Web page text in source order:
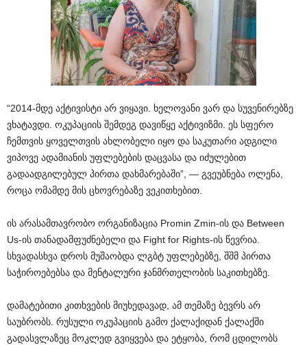
“2014-მდე აქტივისტი არ ვიყავი. ხელოვანი ვარ და სუვენირებზე
ვხატავდი. ოკუპაციის შემდეგ დავიწყე აქტივიზმი. ეს სფერო
ჩემთვის ყოველთვის ახლობელი იყო და საკუთარი ადგილი
ვიპოვე ადამიანის უფლებების დაცვასა და იძულებით
გადაადგილებულ პირთა დახმარებაში”, — გვეუბნება ოლენა,
როცა ომამდე მის ცხოვრებაზე ვეკითხებით.
ის არასამთავრობო ორგანიზაცია Promin Zmin-ის და Between
Us-ის თანადამფუძნებელი და Fight for Rights-ის წევრია.
სხვადასხვა დროს მუშაობდა ლგბტ უფლებებზე, შშმ პირთა
საჭიროებებსა და მენტალური ჯანმრთელობის საკითხებზე.
დამატებითი კითხვების მიუხედავად, ამ თემაზე ბევრს არ
საუბრობს. რუსული ოკუპაციის გამო ქალაქიდან ქალაქში
გადასვლაზეც მოკლედ გვიყვება და ეტყობა, რომ ცდილობს